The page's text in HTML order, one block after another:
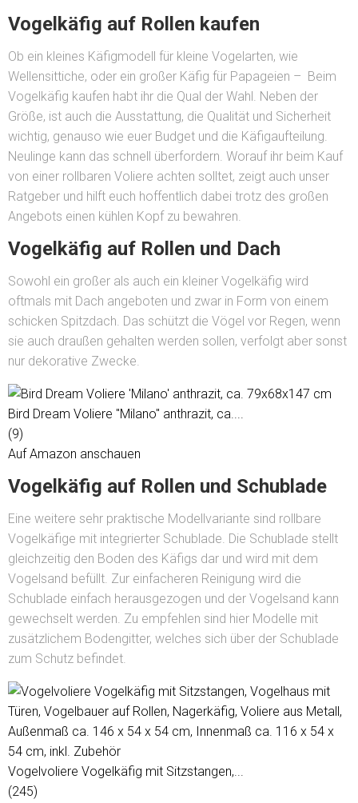
Vogelkäfig auf Rollen kaufen
Ob ein kleines Käfigmodell für kleine Vogelarten, wie
Wellensittiche, oder ein großer Käfig für Papageien – Beim
Vogelkäfig kaufen habt ihr die Qual der Wahl. Neben der
Größe, ist auch die Ausstattung, die Qualität und Sicherheit
wichtig, genauso wie euer Budget und die Käfigaufteilung.
Neulinge kann das schnell überfordern. Worauf ihr beim Kauf
von einer rollbaren Voliere achten solltet, zeigt auch unser
Ratgeber und hilft euch hoffentlich dabei trotz des großen
Angebots einen kühlen Kopf zu bewahren.
Vogelkäfig auf Rollen und Dach
Sowohl ein großer als auch ein kleiner Vogelkäfig wird
oftmals mit Dach angeboten und zwar in Form von einem
schicken Spitzdach. Das schützt die Vögel vor Regen, wenn
sie auch draußen gehalten werden sollen, verfolgt aber sonst
nur dekorative Zwecke.
Bird Dream Voliere "Milano" anthrazit, ca....
(9)
Auf Amazon anschauen
Vogelkäfig auf Rollen und Schublade
Eine weitere sehr praktische Modellvariante sind rollbare
Vogelkäfige mit integrierter Schublade. Die Schublade stellt
gleichzeitig den Boden des Käfigs dar und wird mit dem
Vogelsand befüllt. Zur einfacheren Reinigung wird die
Schublade einfach herausgezogen und der Vogelsand kann
gewechselt werden. Zu empfehlen sind hier Modelle mit
zusätzlichem Bodengitter, welches sich über der Schublade
zum Schutz befindet.
Vogelvoliere Vogelkäfig mit Sitzstangen,...
(245)